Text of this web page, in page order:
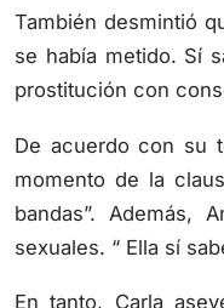
También desmintió
se había metido. Sí
prostitución con
De acuerdo con su
momento de la
bandas”. Además,
sexuales. “ Ella sí
En tanto, Carla